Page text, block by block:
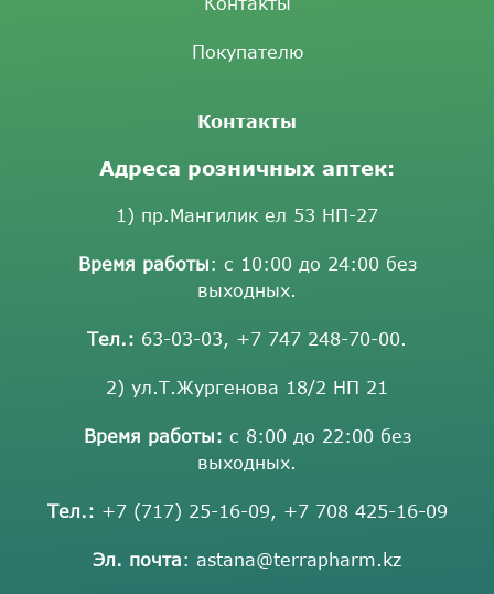
Покупателю
Контакты
Адреса розничных аптек:
1) пр.Мангилик ел 53 НП-27
Время работы: с 10:00 до 24:00 без
выходных.
Тел.: 63-03-03, +7 747 248-70-00.
2) ул.Т.Жургенова 18/2 НП 21
Время работы: с 8:00 до 22:00 без
выходных.
Тел.: +7 (717) 25-16-09, +7 708 425-16-09
Эл. почта: astana@terrapharm.kz